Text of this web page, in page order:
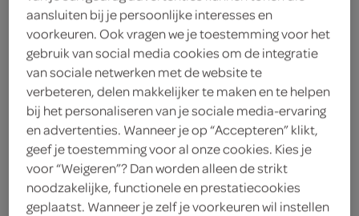
100 Gram
Let op: aanbiedingen zijn niet zichtbaar bij de
producten, maar worden wél automatisch
verwerkt in de winkelmand.
geef een zacht fruitmomentje voor de allerkleinsten
aansluiten bij je persoonlijke interesses en
voorkeuren. Ook vragen we je toestemming voor het
gebruik van social media cookies om de integratie
van sociale netwerken met de website te
verbeteren, delen makkelijker te maken en te helpen
bij het personaliseren van je sociale media-ervaring
en advertenties. Wanneer je op “Accepteren” klikt,
geef je toestemming voor al onze cookies. Kies je
voor “Weigeren”? Dan worden alleen de strikt
noodzakelijke, functionele en prestatiecookies
geplaatst. Wanneer je zelf je voorkeuren wil instellen